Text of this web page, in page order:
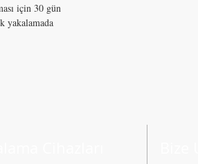
için 30 gün
yakalamada